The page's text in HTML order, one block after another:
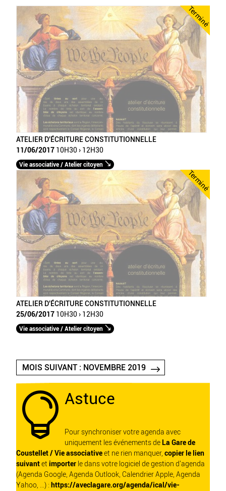
Terminé
ATELIER D'ÉCRITURE CONSTITUTIONNELLE
11/06/2017 10H30 › 12H30
Vie associative / Atelier citoyen
Terminé
ATELIER D'ÉCRITURE CONSTITUTIONNELLE
25/06/2017 10H30 › 12H30
Vie associative / Atelier citoyen
MOIS SUIVANT : NOVEMBRE 2019
 Astuce
Pour synchroniser votre agenda avec
uniquement les événements de La Gare de
Coustellet / Vie associativeet ne rien manquer, copier le lien
suivantet importer le dans votre logiciel de gestion d'agenda
(Agenda Google, Agenda Outlook, Calendrier Apple, Agenda
Yahoo, ...) : https://aveclagare.org/agenda/ical/vie-